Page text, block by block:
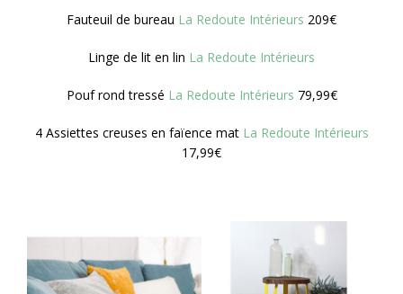
Fauteuil de bureau La Redoute Intérieurs 209€
Linge de lit en lin La Redoute Intérieurs
Pouf rond tressé La Redoute Intérieurs 79,99€
4 Assiettes creuses en faïence mat La Redoute Intérieurs
17,99€